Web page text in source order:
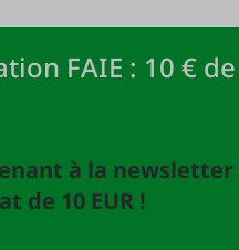
FAIE : 10 €
à la newsletter
de 10 EUR !